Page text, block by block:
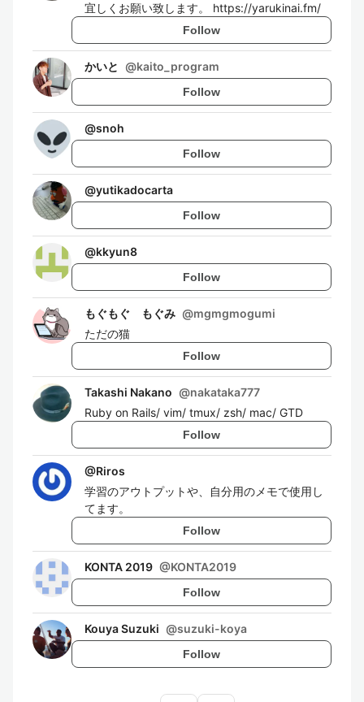
宜しくお願い致します。 https://yarukinai.fm/
Follow
かいと @kaito_program
Follow
@snoh
Follow
@yutikadocarta
Follow
@kkyun8
Follow
もぐもぐ もぐみ @mgmgmogumi
ただの猫
Follow
Takashi Nakano @nakataka777
Ruby on Rails/ vim/ tmux/ zsh/ mac/ GTD
Follow
@Riros
学習のアウトプットや、自分用のメモで使用し
てます。
Follow
KONTA 2019 @KONTA2019
Follow
Kouya Suzuki @suzuki-koya
Follow